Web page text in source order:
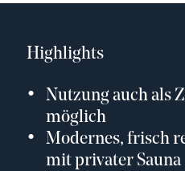
Highlights
Nutzung auch als
möglich
Modernes, frisch
mit privater Sauna